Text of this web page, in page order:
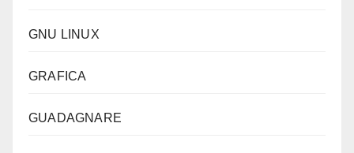
GNU LINUX
GRAFICA
GUADAGNARE